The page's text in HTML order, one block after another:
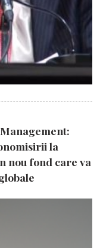
la
nou fond care va